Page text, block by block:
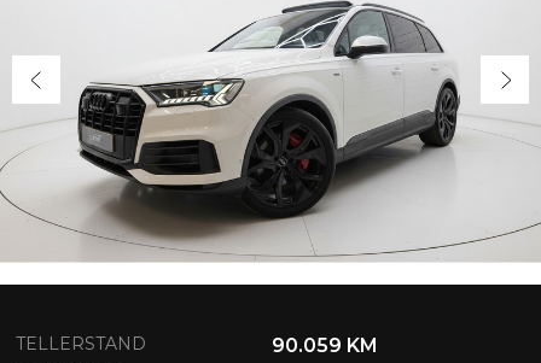
TELLERSTAND 90.059 KM